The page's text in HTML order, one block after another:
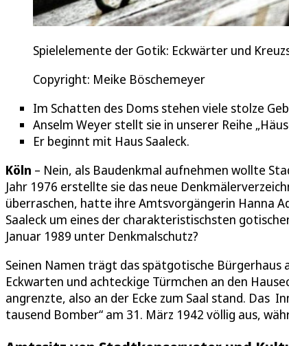
Spielelemente der Gotik: Eckwärter und
Copyright: Meike Böschemeyer
Im Schatten des Doms stehen viele stolze
Anselm Weyer stellt sie in unserer Reihe
Er beginnt mit Haus Saaleck.
Köln – Nein, als Baudenkmal aufnehmen wollte
Jahr 1976 erstellte sie das neue
überraschen, hatte ihre Amtsvorgängerin Hanna
Saaleck um eines der charakteristischsten
Januar 1989 unter Denkmalschutz?
Seinen Namen trägt das spätgotische
Eckwarten und achteckige Türmchen an den
angrenzte, also an der Ecke zum Saal stand. Das
tausend Bomber“ am 31. März 1942 völlig aus,